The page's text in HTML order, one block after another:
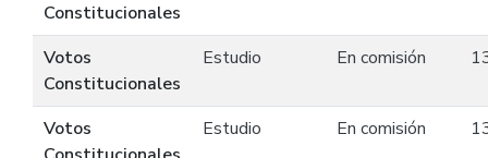
Constitucionales
Votos
Constitucionales
Estudio En comisión
Votos
Estudio En comisión